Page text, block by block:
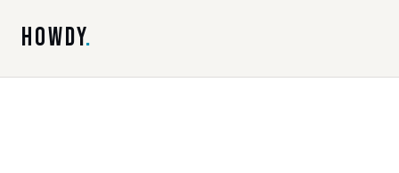
HOWDY.